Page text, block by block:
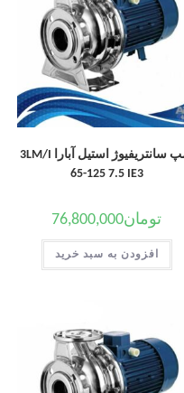
پمپ سانتریفیوژ استیل آبارا 3LM/I
65-125 7.5 IE3
تومان76,800,000
افزودن به سبد خرید